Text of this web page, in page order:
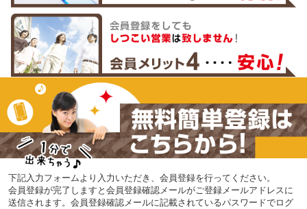
下記入力フォームより入力いただき、会員登録を行ってください。
会員登録が完了しますと会員登録確認メールがご登録メールアドレスに
送信されます。会員登録確認メールに記載されているパスワードでログ